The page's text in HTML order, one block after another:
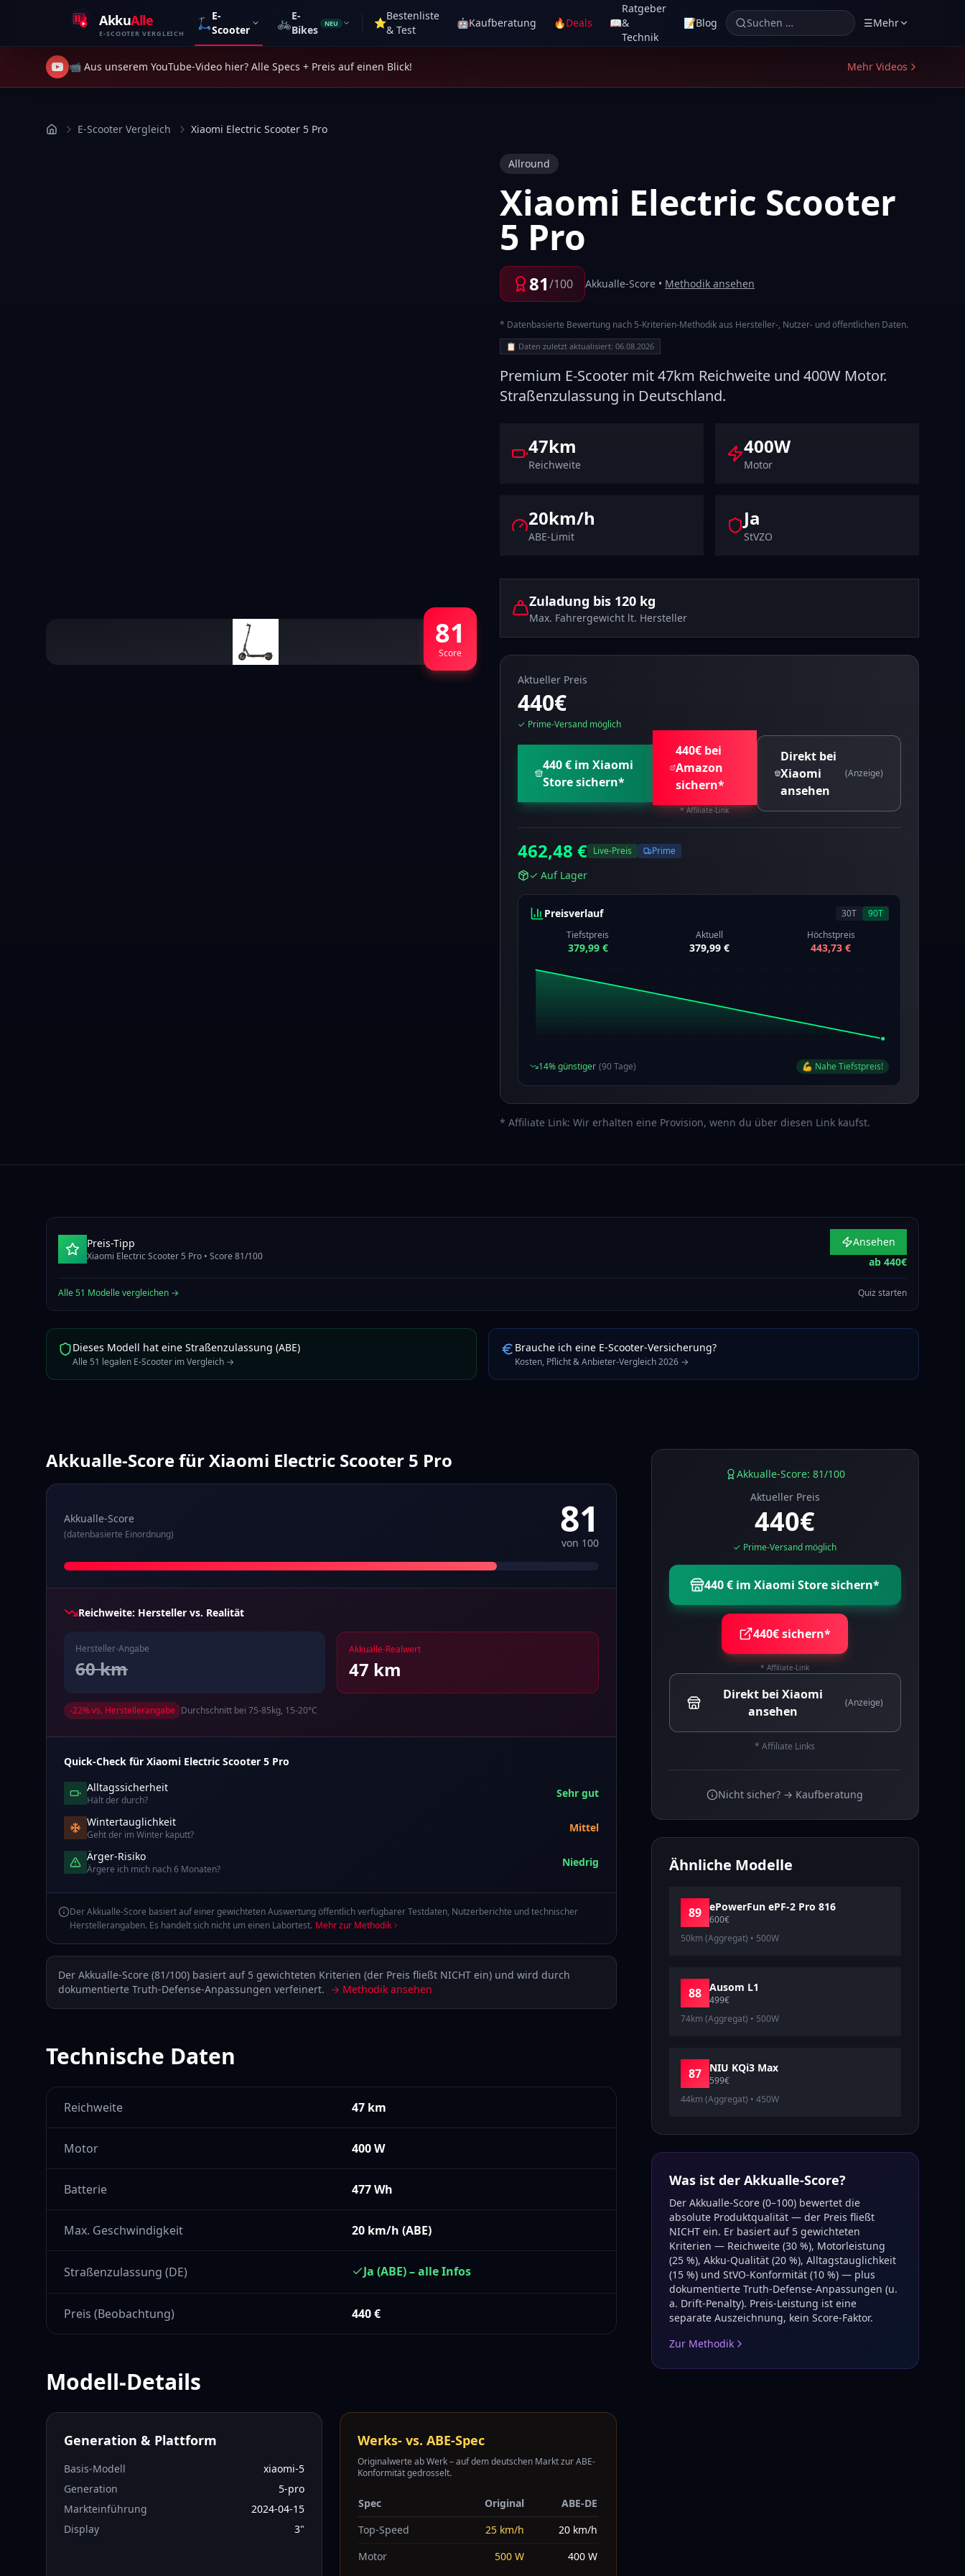
AkkuAlle
E-SCOOTER VERGLEICH
🛴E-
Scooter
🚲E-
Bikes
NEU ⭐
Bestenliste
& Test
🤖Kaufberatung 🔥Deals 📖
Ratgeber
&
Technik
📝Blog Suchen … ☰Mehr
📹 Aus unserem YouTube-Video hier? Alle Specs + Preis auf einen Blick! Mehr Videos
E-Scooter Vergleich Xiaomi Electric Scooter 5 Pro
81
Score
Allround
Xiaomi Electric Scooter
5 Pro
81/100 Akkualle-Score • Methodik ansehen
* Datenbasierte Bewertung nach 5-Kriterien-Methodik aus Hersteller-, Nutzer- und öffentlichen Daten.
📋 Daten zuletzt aktualisiert: 06.08.2026
Premium E-Scooter mit47km Reichweite und 400W Motor.
Straßenzulassung in Deutschland.
47km
Reichweite
400W
Motor
20km/h
ABE-Limit
Ja
StVZO
Zuladung bis 120 kg
Max. Fahrergewicht lt. Hersteller
Aktueller Preis
440€
✓ Prime-Versand möglich
440 € im Xiaomi
Store sichern*
440€ bei
Amazon
sichern*
* Affiliate-Link
Direkt bei
Xiaomi
ansehen
(Anzeige)
462,48 € Live-Preis Prime
✓ Auf Lager
Preisverlauf 30T 90T
Tiefstpreis
379,99 €
Aktuell
379,99 €
Höchstpreis
443,73 €
14% günstiger (90Tage) 💪 Nahe Tiefstpreis!
* Affiliate Link: Wir erhalten eine Provision, wenn du über diesen Link kaufst.
Preis-Tipp
Xiaomi Electric Scooter 5 Pro • Score 81/100
Ansehen
ab 440€
Alle51 Modelle vergleichen → Quiz starten
Dieses Modell hat eine Straßenzulassung (ABE)
Alle 51 legalen E-Scooter im Vergleich →
Brauche ich eine E-Scooter-Versicherung?
Kosten, Pflicht & Anbieter-Vergleich 2026 →
Akkualle-Score fürXiaomi Electric Scooter 5 Pro
Akkualle-Score
(datenbasierte Einordnung) 81
von 100
Reichweite: Hersteller vs. Realität
Hersteller-Angabe
60km
Akkualle-Realwert
47 km
-22% vs. Herstellerangabe Durchschnitt bei 75-85kg, 15-20°C
Quick-Check für Xiaomi Electric Scooter 5 Pro
Alltagssicherheit
Hält der durch?
Sehr gut
Wintertauglichkeit
Geht der im Winter kaputt?
Mittel
Ärger-Risiko
Ärgere ich mich nach 6 Monaten?
Niedrig
Der Akkualle-Score basiert auf einer gewichteten Auswertung öffentlich verfügbarer Testdaten, Nutzerberichte und technischer
Herstellerangaben. Es handelt sich nicht um einen Labortest. Mehr zur Methodik
Der Akkualle-Score (81/100) basiert auf 5 gewichteten Kriterien (der Preis fließt NICHT ein) und wird durch
dokumentierte Truth-Defense-Anpassungen verfeinert. → Methodik ansehen
Technische Daten
Reichweite 47 km
Motor 400W
Batterie 477Wh
Max. Geschwindigkeit 20 km/h (ABE)
Straßenzulassung (DE) Ja (ABE) – alle Infos
Preis (Beobachtung) 440€
Modell-Details
Generation & Plattform
Basis-Modell
xiaomi-5
Generation
5-pro
Markteinführung
2024-04-15
Display
3"
Werks- vs. ABE-Spec
Originalwerte ab Werk – auf dem deutschen Markt zur ABE-
Konformität gedrosselt.
Spec Original
ABE-DE
Top-Speed
25 km/h 20 km/h
Motor
500 W 400 W
Akkualle-Score: 81/100
Aktueller Preis
440€
✓ Prime-Versand möglich
440 € im Xiaomi Store sichern*
440€ sichern*
* Affiliate-Link
Direkt bei Xiaomi
ansehen
(Anzeige)
* Affiliate Links
Nicht sicher? → Kaufberatung
Ähnliche Modelle
89 ePowerFun ePF-2 Pro 816
600€
50km (Aggregat) • 500W
88 Ausom L1
499€
74km (Aggregat) • 500W
87 NIU KQi3 Max
599€
44km (Aggregat) • 450W
Was ist der Akkualle-Score?
Der Akkualle-Score (0–100) bewertet die
absolute Produktqualität — der Preis fließt
NICHT ein. Er basiert auf 5 gewichteten
Kriterien — Reichweite (30 %), Motorleistung
(25 %), Akku-Qualität (20 %), Alltagstauglichkeit
(15 %) und StVO-Konformität (10 %) — plus
dokumentierte Truth-Defense-Anpassungen (u.
a. Drift-Penalty). Preis-Leistung ist eine
separate Auszeichnung, kein Score-Faktor.
Zur Methodik